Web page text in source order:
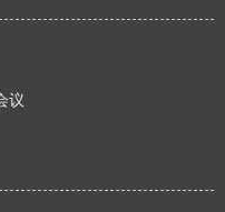
议